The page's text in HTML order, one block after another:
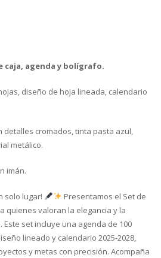
caja, agenda y bolígrafo.
diseño de hoja lineada, calendario
detalles cromados, tinta pasta azul,
metálico.
imán.
solo lugar!
Presentamos el Set de
quienes valoran la elegancia y la
set incluye una agenda de 100
lineado y calendario 2025-2028,
y metas con precisión. Acompaña